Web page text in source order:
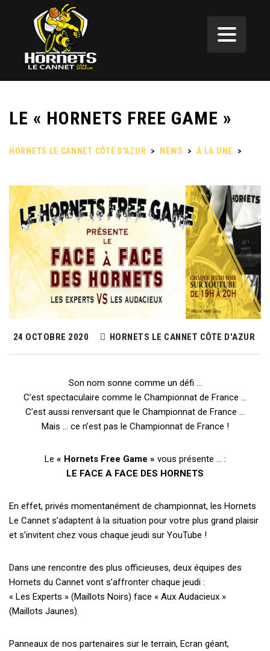
LE « HORNETS FREE GAME »
HORNETS LE CANNET CÔTE D'AZUR > NEWS > À LA UNE >
24 OCTOBRE 2020 HORNETS LE CANNET CÔTE D'AZUR
Son nom sonne comme un défi …
C’est spectaculaire comme le Championnat de France …
C’est aussi renversant que le Championnat de France …
Mais … ce n’est pas le Championnat de France !
Le « Hornets Free Game » vous présente … :
LE FACE A FACE DES HORNETS
En effet, privés momentanément de championnat, les Hornets
Le Cannet s’adaptent à la situation pour votre plus grand plaisir
et s’invitent chez vous chaque jeudi sur YouTube !
Dans une rencontre des plus officieuses, deux équipes des
Hornets du Cannet vont s’affronter chaque jeudi :
« Les Experts » (Maillots Noirs) face « Aux Audacieux »
(Maillots Jaunes).
Panneaux de nos partenaires sur le terrain, Ecran géant,